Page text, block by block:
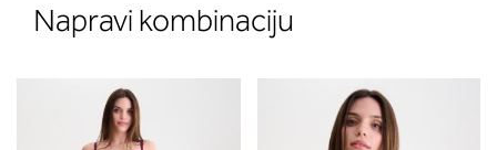
Napravi kombinaciju